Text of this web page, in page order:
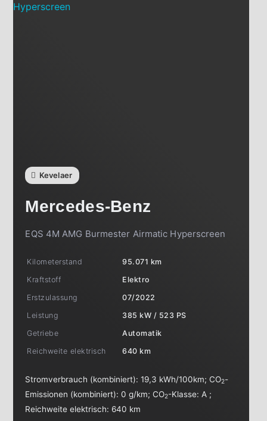
Kevelaer
Mercedes-Benz
EQS 4M AMG Burmester Airmatic Hyperscreen
Kilometerstand
95.071 km
Kraftstoff
Elektro
Erstzulassung
07/2022
Leistung
385 kW / 523 PS
Getriebe
Automatik
Reichweite elektrisch
640 km
Stromverbrauch (kombiniert):19,3 kWh/100km;CO2-
Emissionen (kombiniert):0 g/km;CO2-Klasse: A ;
Reichweite elektrisch: 640 km